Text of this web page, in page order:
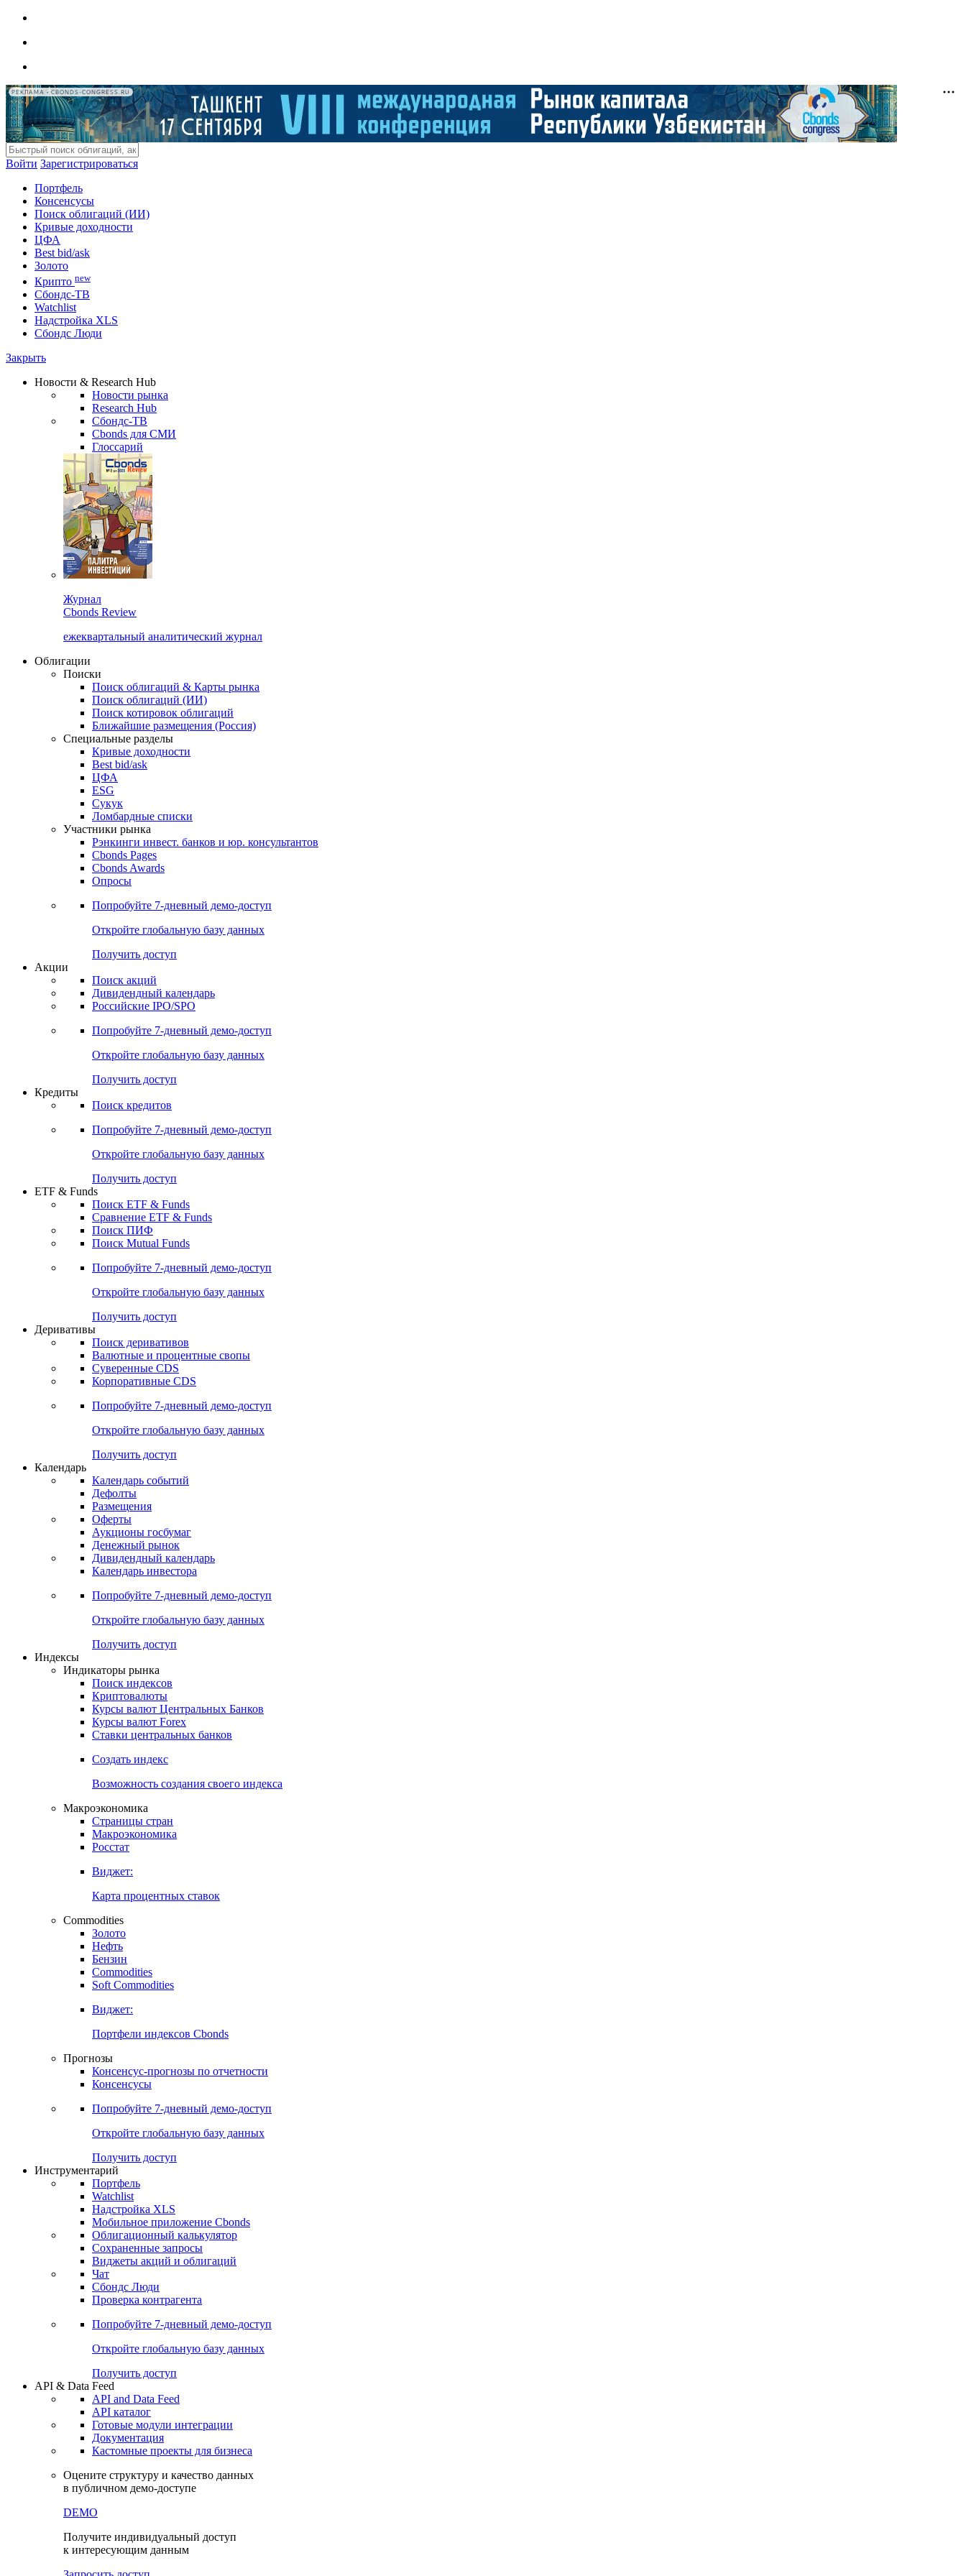
РЕКЛАМА • CBONDS-CONGRESS.RU
Войти Зарегистрироваться
Портфель
Консенсусы
Поиск облигаций (ИИ)
Кривые доходности
ЦФА
Best bid/ask
Золото
Крипто new
Сбондс-ТВ
Watchlist
Надстройка XLS
Сбондс Люди
Закрыть
Новости & Research Hub
Новости рынка
Research Hub
Сбондс-ТВ
Cbonds для СМИ
Глоссарий
Журнал
Cbonds Review
ежеквартальный аналитический журнал
Облигации
Поиски
Поиск облигаций & Карты рынка
Поиск облигаций (ИИ)
Поиск котировок облигаций
Ближайшие размещения (Россия)
Специальные разделы
Кривые доходности
Best bid/ask
ЦФА
ESG
Сукук
Ломбардные списки
Участники рынка
Рэнкинги инвест. банков и юр. консультантов
Cbonds Pages
Cbonds Awards
Опросы
Попробуйте 7-дневный демо-доступ
Откройте глобальную базу данных
Получить доступ
Акции
Поиск акций
Дивидендный календарь
Российские IPO/SPO
Попробуйте 7-дневный демо-доступ
Откройте глобальную базу данных
Получить доступ
Кредиты
Поиск кредитов
Попробуйте 7-дневный демо-доступ
Откройте глобальную базу данных
Получить доступ
ETF & Funds
Поиск ETF & Funds
Сравнение ETF & Funds
Поиск ПИФ
Поиск Mutual Funds
Попробуйте 7-дневный демо-доступ
Откройте глобальную базу данных
Получить доступ
Деривативы
Поиск деривативов
Валютные и процентные свопы
Суверенные CDS
Корпоративные CDS
Попробуйте 7-дневный демо-доступ
Откройте глобальную базу данных
Получить доступ
Календарь
Календарь событий
Дефолты
Размещения
Оферты
Аукционы госбумаг
Денежный рынок
Дивидендный календарь
Календарь инвестора
Попробуйте 7-дневный демо-доступ
Откройте глобальную базу данных
Получить доступ
Индексы
Индикаторы рынка
Поиск индексов
Криптовалюты
Курсы валют Центральных Банков
Курсы валют Forex
Ставки центральных банков
Создать индекс
Возможность создания своего индекса
Макроэкономика
Страницы стран
Макроэкономика
Росстат
Виджет:
Карта процентных ставок
Commodities
Золото
Нефть
Бензин
Commodities
Soft Commodities
Виджет:
Портфели индексов Cbonds
Прогнозы
Консенсус-прогнозы по отчетности
Консенсусы
Попробуйте 7-дневный демо-доступ
Откройте глобальную базу данных
Получить доступ
Инструментарий
Портфель
Watchlist
Надстройка XLS
Мобильное приложение Cbonds
Облигационный калькулятор
Сохраненные запросы
Виджеты акций и облигаций
Чат
Сбондс Люди
Проверка контрагента
Попробуйте 7-дневный демо-доступ
Откройте глобальную базу данных
Получить доступ
API & Data Feed
API and Data Feed
API каталог
Готовые модули интеграции
Документация
Кастомные проекты для бизнеса
Оцените структуру и качество данных
в публичном демо-доступе
DEMO
Получите индивидуальный доступ
к интересующим данным